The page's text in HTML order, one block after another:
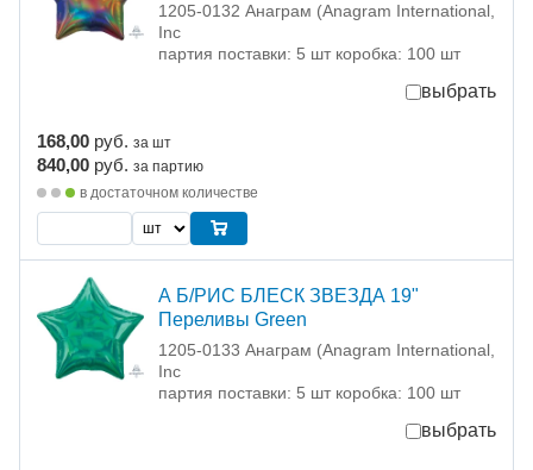
1205-0132 Анаграм (Anagram International,
Inc
партия поставки: 5 шт коробка: 100 шт
выбрать
168,00 руб. за шт
840,00 руб. за партию
в достаточном количестве
А Б/РИС БЛЕСК ЗВЕЗДА 19"
Переливы Green
1205-0133 Анаграм (Anagram International,
Inc
партия поставки: 5 шт коробка: 100 шт
выбрать